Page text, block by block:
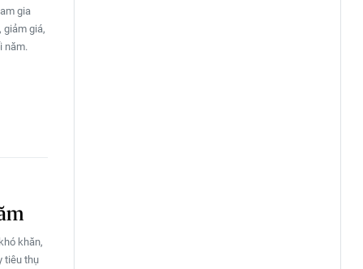
gia
giảm giá,
năm.
khăn,
tiêu thụ